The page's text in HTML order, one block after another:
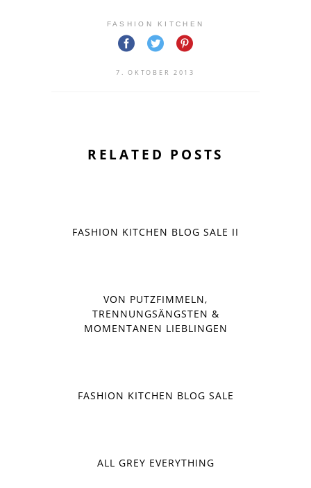
FASHION KITCHEN
7. OKTOBER 2013
RELATED POSTS
FASHION KITCHEN BLOG SALE II
VON PUTZFIMMELN,
TRENNUNGSÄNGSTEN &
MOMENTANEN LIEBLINGEN
FASHION KITCHEN BLOG SALE
ALL GREY EVERYTHING